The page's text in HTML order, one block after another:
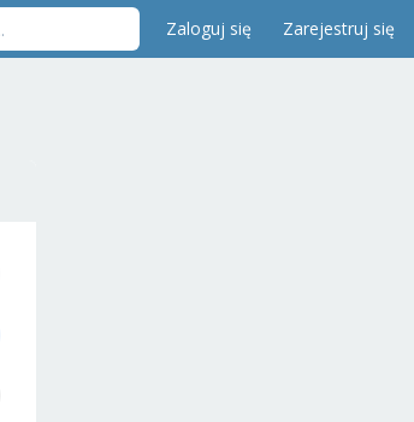
Zaloguj się Zarejestruj się